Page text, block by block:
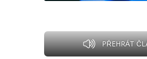
PŘEHRÁT